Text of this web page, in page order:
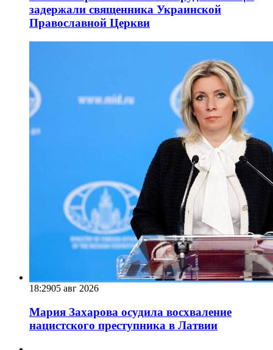
задержали священника Украинской
Православной Церкви
18:2905 авг 2026
Мария Захарова осудила восхваление
нацистского преступника в Латвии